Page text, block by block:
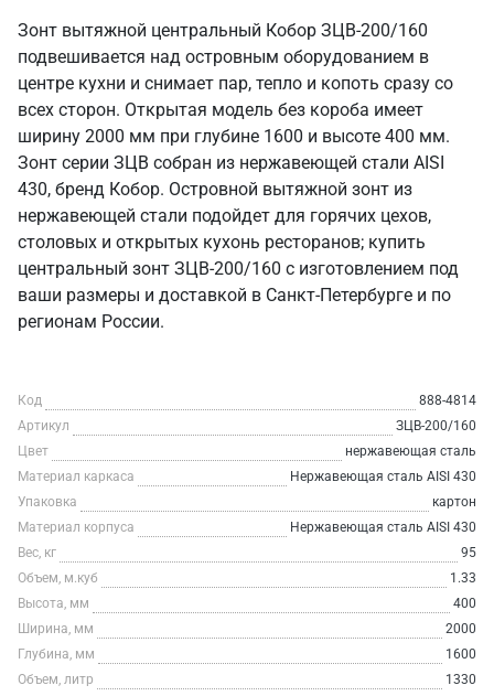
Зонт вытяжной центральный Кобор ЗЦВ-200/160
подвешивается над островным оборудованием в
центре кухни и снимает пар, тепло и копоть сразу со
всех сторон. Открытая модель без короба имеет
ширину 2000 мм при глубине 1600 и высоте 400 мм.
Зонт серии ЗЦВ собран из нержавеющей стали AISI
430, бренд Кобор. Островной вытяжной зонт из
нержавеющей стали подойдет для горячих цехов,
столовых и открытых кухонь ресторанов; купить
центральный зонт ЗЦВ-200/160 с изготовлением под
ваши размеры и доставкой в Санкт‑Петербурге и по
регионам России.
Код
888-4814
Артикул
ЗЦВ-200/160
Цвет
нержавеющая сталь
Материал каркаса
Нержавеющая сталь AISI 430
Упаковка
картон
Материал корпуса
Нержавеющая сталь AISI 430
Вес, кг
95
Объем, м.куб
1.33
Высота, мм
400
Ширина, мм
2000
Глубина, мм
1600
Объем, литр
1330